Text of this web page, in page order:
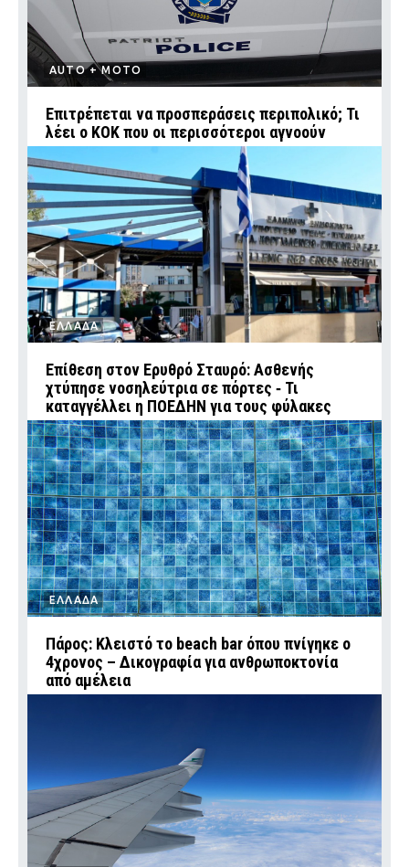
AUTO + MOTO
Επιτρέπεται να προσπεράσεις περιπολικό; Τι
λέει ο ΚΟΚ που οι περισσότεροι αγνοούν
ΕΛΛΑΔΑ
Επίθεση στον Ερυθρό Σταυρό: Ασθενής
χτύπησε νοσηλεύτρια σε πόρτες ‑ Τι
καταγγέλλει η ΠΟΕΔΗΝ για τους φύλακες
ΕΛΛΑΔΑ
Πάρος: Κλειστό το beach bar όπου πνίγηκε ο
4χρονος – Δικογραφία για ανθρωποκτονία
από αμέλεια